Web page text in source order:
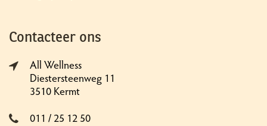
Contacteer ons
All Wellness
Diestersteenweg 11
3510 Kermt
011 / 25 12 50